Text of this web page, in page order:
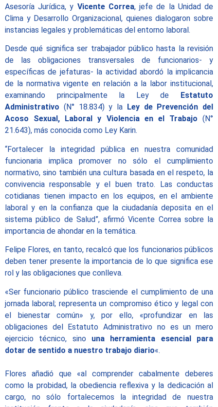
Asesoría Jurídica, y Vicente Correa, jefe de la Unidad de
Clima y Desarrollo Organizacional, quienes dialogaron sobre
instancias legales y problemáticas del entorno laboral.
Desde qué significa ser trabajador público hasta la revisión
de las obligaciones transversales de funcionarios- y
específicas de jefaturas- la actividad abordó la implicancia
de la normativa vigente en relación a la labor institucional,
examinando principalmente la Ley de Estatuto
Administrativo (N° 18.834) y la
Ley de Prevención del
Acoso Sexual, Laboral y Violencia en el Trabajo (N°
21.643), más conocida como Ley Karin.
“Fortalecer la integridad pública en nuestra comunidad
funcionaria implica promover no sólo el cumplimiento
normativo, sino también una cultura basada en el respeto, la
convivencia responsable y el buen trato. Las conductas
cotidianas tienen impacto en los equipos, en el ambiente
laboral y en la confianza que la ciudadanía deposita en el
sistema público de Salud”, afirmó Vicente Correa sobre la
importancia de ahondar en la temática.
Felipe Flores, en tanto, recalcó que los funcionarios públicos
deben tener presente la importancia de lo que significa ese
rol y las obligaciones que conlleva.
«Ser funcionario público trasciende el cumplimiento de una
jornada laboral; representa un compromiso ético y legal con
el bienestar común» y, por ello, «profundizar en las
obligaciones del Estatuto Administrativo no es un mero
ejercicio técnico, sinouna herramienta esencial para
dotar de sentido a nuestro trabajo diario«.
Flores añadió que «al comprender cabalmente deberes
como la probidad, la obediencia reflexiva y la dedicación al
cargo, no sólo fortalecemos la integridad de nuestra